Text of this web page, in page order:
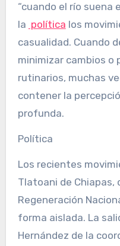
“cuando el río suena
la política los
casualidad. Cuando
minimizar cambios
rutinarios, muchas
contener la
profunda.
Política
Los recientes
Tlatoani de Chiapas,
Regeneración
forma aislada. La
Hernández de la